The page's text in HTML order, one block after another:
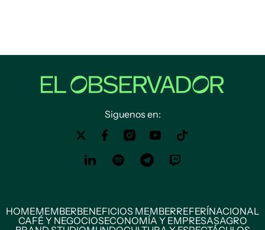
Siguenos en:
HOMEMEMBERBENEFICIOS MEMBERREFERÍNACIONAL
CAFÉ Y NEGOCIOSECONOMÍA Y EMPRESASAGRO